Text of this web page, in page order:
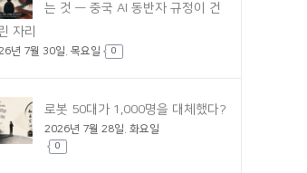
는 것 — 중국 AI 동반자 규정이 건
자리
년 7월 30일. 목요일 0
로봇 50대가 1,000명을 대체했다?
2026년 7월 28일. 화요일
0